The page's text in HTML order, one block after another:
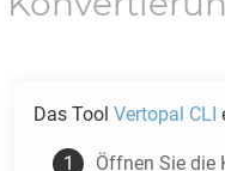
Das Tool Vertopal CLI
Öffnen Sie die